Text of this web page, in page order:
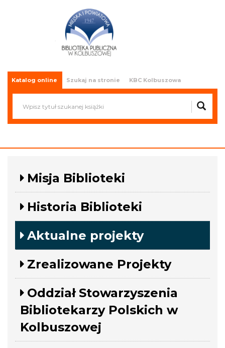
Miejska i Powiatowa Biblioteka
Publiczna w Kolbuszowej
Katalog online Szukaj na stronie KBC Kolbuszowa
Misja Biblioteki
Historia Biblioteki
Aktualne projekty
Zrealizowane Projekty
Oddział Stowarzyszenia
Bibliotekarzy Polskich w
Kolbuszowej